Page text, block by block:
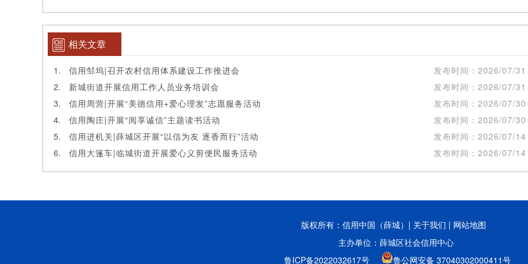
相关文章
信用邹坞|召开农村信用体系建设工作推进会 发布时间： 2026/07/31
新城街道开展信用工作人员业务培训会
发布时间： 2026/07/31
信用周营|开展“美德信用+爱心理发”志愿服务活动
发布时间： 2026/07/30
信用陶庄|开展“阅享诚信”主题读书活动
发布时间： 2026/07/30
信用进机关|薛城区开展“以信为友 逐香而行”活动
发布时间： 2026/07/14
信用大篷车|临城街道开展爱心义剪便民服务活动
发布时间： 2026/07/14
版权所有：信用中国（薛城）| 关于我们 | 网站地图
主办单位：薛城区社会信用中心
鲁ICP备2022032617号
鲁公网安备 37040302000411号